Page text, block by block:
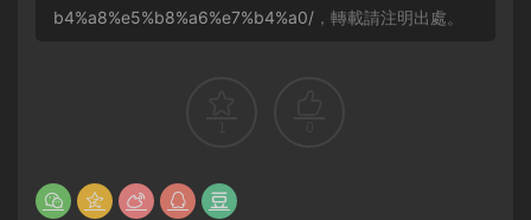
b4%a8%e5%b8%a6%e7%b4%a0/ ，轉載請注明出處。